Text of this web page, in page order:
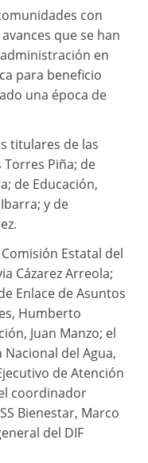
con
que se han
en
para beneficio
una época de
titulares de las
Piña; de
de Educación,
y de
Estatal del
Cázarez Arreola;
Enlace de Asuntos
Humberto
Juan Manzo; el
del Agua,
de Atención
coordinador
Bienestar, Marco
del DIF